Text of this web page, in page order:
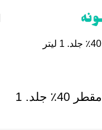
جیسون سه گانه ویسکی ایرلندی مقطر 40٪ جلد. 1